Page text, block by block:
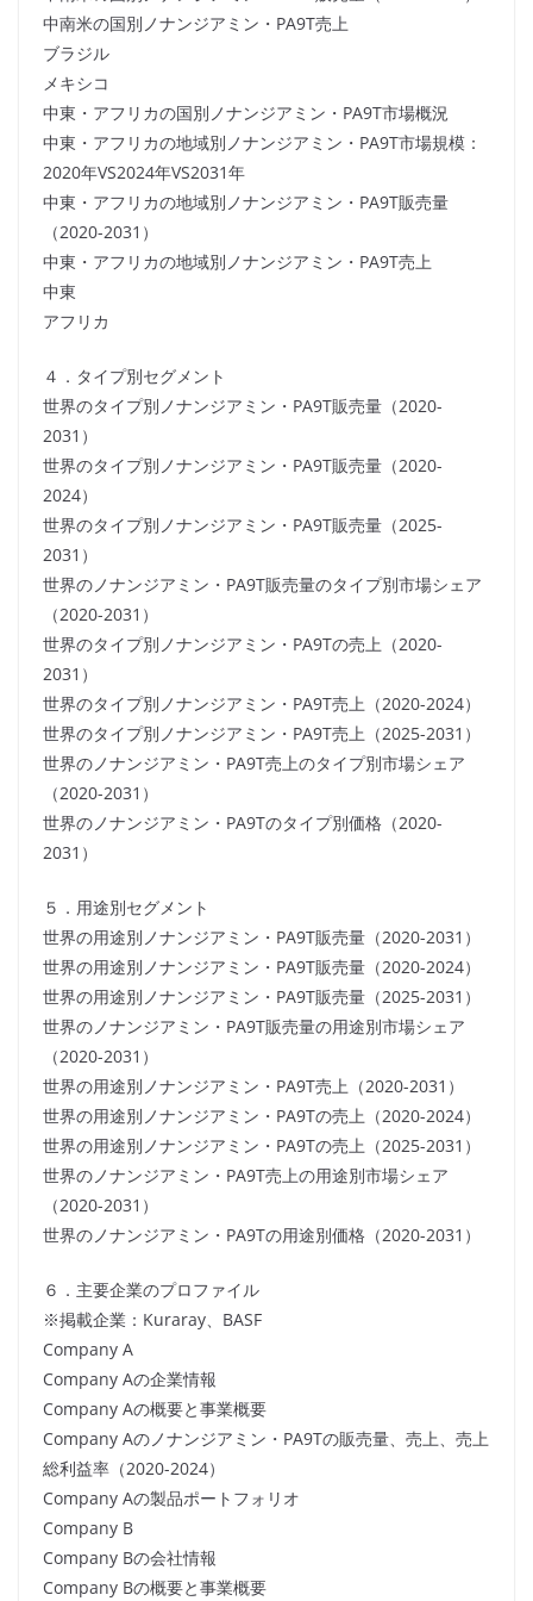
中南米の国別ノナンジアミン・PA9T売上
ブラジル
メキシコ
中東・アフリカの国別ノナンジアミン・PA9T市場概況
中東・アフリカの地域別ノナンジアミン・PA9T市場規模：
2020年VS2024年VS2031年
中東・アフリカの地域別ノナンジアミン・PA9T販売量
（2020-2031）
中東・アフリカの地域別ノナンジアミン・PA9T売上
中東
アフリカ
４．タイプ別セグメント
世界のタイプ別ノナンジアミン・PA9T販売量（2020-
2031）
世界のタイプ別ノナンジアミン・PA9T販売量（2020-
2024）
世界のタイプ別ノナンジアミン・PA9T販売量（2025-
2031）
世界のノナンジアミン・PA9T販売量のタイプ別市場シェア
（2020-2031）
世界のタイプ別ノナンジアミン・PA9Tの売上（2020-
2031）
世界のタイプ別ノナンジアミン・PA9T売上（2020-2024）
世界のタイプ別ノナンジアミン・PA9T売上（2025-2031）
世界のノナンジアミン・PA9T売上のタイプ別市場シェア
（2020-2031）
世界のノナンジアミン・PA9Tのタイプ別価格（2020-
2031）
５．用途別セグメント
世界の用途別ノナンジアミン・PA9T販売量（2020-2031）
世界の用途別ノナンジアミン・PA9T販売量（2020-2024）
世界の用途別ノナンジアミン・PA9T販売量（2025-2031）
世界のノナンジアミン・PA9T販売量の用途別市場シェア
（2020-2031）
世界の用途別ノナンジアミン・PA9T売上（2020-2031）
世界の用途別ノナンジアミン・PA9Tの売上（2020-2024）
世界の用途別ノナンジアミン・PA9Tの売上（2025-2031）
世界のノナンジアミン・PA9T売上の用途別市場シェア
（2020-2031）
世界のノナンジアミン・PA9Tの用途別価格（2020-2031）
６．主要企業のプロファイル
※掲載企業：Kuraray、BASF
Company A
Company Aの企業情報
Company Aの概要と事業概要
Company Aのノナンジアミン・PA9Tの販売量、売上、売上
総利益率（2020-2024）
Company Aの製品ポートフォリオ
Company B
Company Bの会社情報
Company Bの概要と事業概要